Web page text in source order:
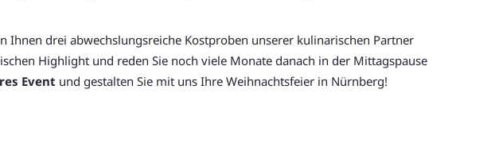
drei abwechslungsreiche Kostproben unserer kulinarischen Partner
Highlight und reden Sie noch viele Monate danach in der Mittagspause
Event und gestalten Sie mit uns Ihre Weihnachtsfeier in Nürnberg!